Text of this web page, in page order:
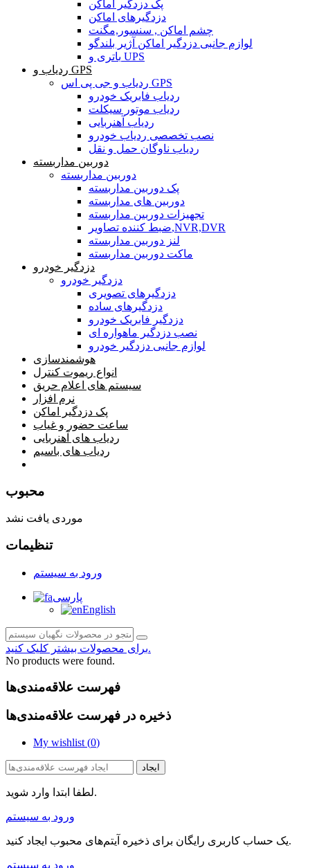
پک دزدگیر اماکن
دزدگیرهای اماکن
چشم اماکن , سنسور,مگنت
لوازم جانبی دزدگیر اماکن آژیر بلندگو
باتری و UPS
ردیاب و GPS
ردیاب و جی پی اس GPS
ردیاب فابریک خودرو
ردیاب موتور سیکلت
ردیاب آهنربایی
نصب تخصصی ردیاب خودرو
ردیاب ناوگان حمل و نقل
دوربین مداربسته
دوربین مداربسته
پک دوربین مداربسته
دوربین های مداربسته
تجهیزات دوربین مداربسته
ضبط کننده تصاویر,NVR,DVR
لنز دوربین مداربسته
ماکت دوربین مداربسته
دزدگیر خودرو
دزدگیر خودرو
دزدگیرهای تصویری
دزدگیرهای ساده
دزدگیر فابریک خودرو
نصب دزدگیر ماهواره ای
لوازم جانبی دزدگیر خودرو
هوشمندسازی
انواع ریموت کنترل
سیستم های اعلام حریق
نرم افزار
پک دزدگیر اماکن
ساعت حضور و غیاب
ردیاب های آهنربایی
ردیاب های باسیم
محبوب
موردی یافت نشد
تنظیمات
ورود به سیستم
پارسی
English
برای محصولات بیشتر کلیک کنید.
No products were found.
فهرست علاقه‌مندی‌ها
ذخیره در فهرست علاقه‌مندی‌ها
My wishlist (0)
ایجاد
لطفا ابتدا وارد شوید.
ورود به سیستم
یک حساب کاربری رایگان برای ذخیره آیتم‌های محبوب ایجاد کنید.
ورود به سیستم